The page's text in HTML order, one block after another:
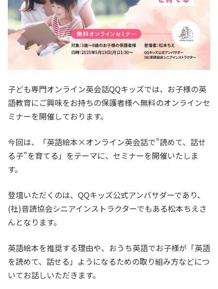
子ども専門オンライン英会話QQキッズでは、お子様の英
語教育にご興味をお持ちの保護者様へ無料のオンラインセ
ミナーを開催しております。
今回は、「英語絵本×オンライン英会話で”読めて、話せ
る子”を育てる」をテーマに、セミナーを開催いたしま
す。
登壇いただくのは、QQキッズ公式アンバサダーであり、
(社)音読協会シニアインストラクターでもある松本ちえさ
んとなります。
英語絵本を推奨する理由や、おうち英語でお子様が「英語
を読めて、話せる」ようになるための取り組み方などにつ
いてお話しいただきます。